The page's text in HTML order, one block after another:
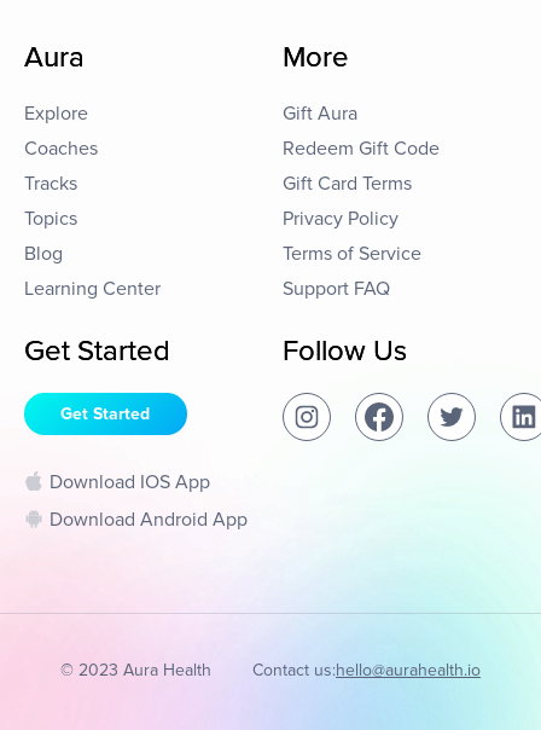
Aura
Explore
Coaches
Tracks
Topics
Blog
Learning Center
More
Gift Aura
Redeem Gift Code
Gift Card Terms
Privacy Policy
Terms of Service
Support FAQ
Get Started
Get Started
Download IOS App
Download Android App
Follow Us
© 2023 Aura Health Contact us:hello@aurahealth.io